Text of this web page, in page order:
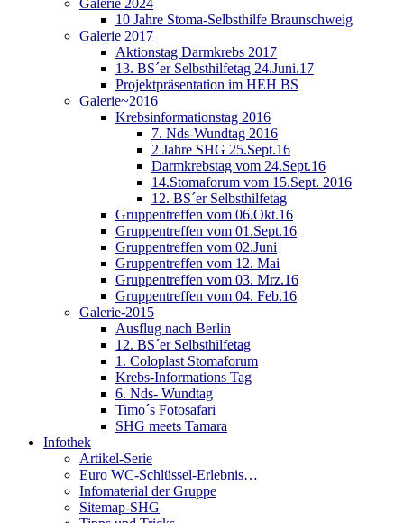
10 Jahre Stoma-Selbsthilfe Braunschweig
Galerie 2017
Aktionstag Darmkrebs 2017
13. BS´er Selbsthilfetag 24.Juni.17
Projektpräsentation im HEH BS
Galerie~2016
Krebsinformationstag 2016
7. Nds-Wundtag 2016
2 Jahre SHG 25.Sept.16
Darmkrebstag vom 24.Sept.16
14.Stomaforum vom 15.Sept. 2016
12. BS´er Selbsthilfetag
Gruppentreffen vom 06.Okt.16
Gruppentreffen vom 01.Sept.16
Gruppentreffen vom 02.Juni
Gruppentreffen vom 12. Mai
Gruppentreffen vom 03. Mrz.16
Gruppentreffen vom 04. Feb.16
Galerie-2015
Ausflug nach Berlin
12. BS´er Selbsthilfetag
1. Coloplast Stomaforum
Krebs-Informations Tag
6. Nds- Wundtag
Timo´s Fotosafari
SHG meets Tamara
Infothek
Artikel-Serie
Euro WC-Schlüssel-Erlebnis…
Infomaterial der Gruppe
Sitemap-SHG